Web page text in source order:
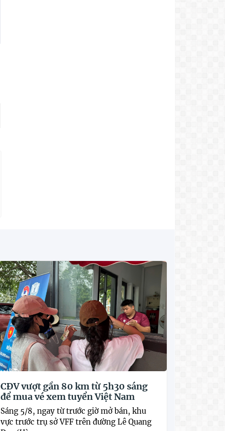
CĐV vượt gần 80 km từ 5h30 sáng
để mua vé xem tuyển Việt Nam
Sáng 5/8, ngay từ trước giờ mở bán, khu
vực trước trụ sở VFF trên đường Lê Quang